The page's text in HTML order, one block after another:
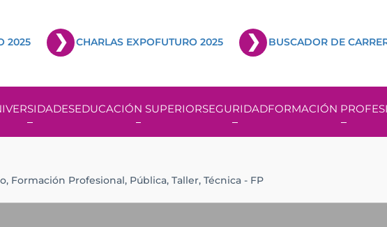
2025 CHARLAS EXPOFUTURO 2025 BUSCADOR DE
EDUCACIÓN SUPERIORSEGURIDADFORMACIÓN
Formación Profesional, Pública, Taller, Técnica - FP